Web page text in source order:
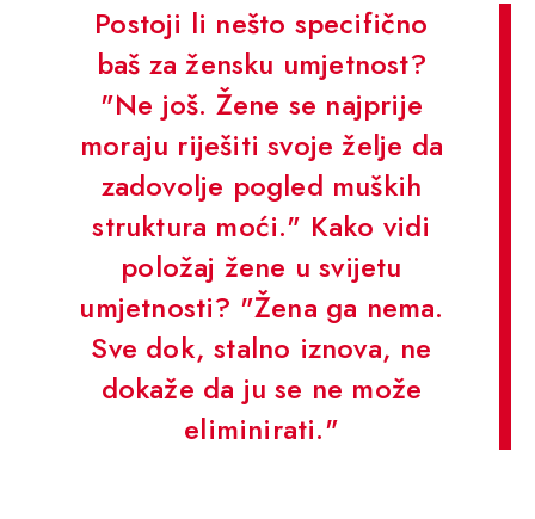
Postoji li nešto specifično
baš za žensku umjetnost?
"Ne još. Žene se najprije
moraju riješiti svoje želje da
zadovolje pogled muških
struktura moći." Kako vidi
položaj žene u svijetu
umjetnosti? "Žena ga nema.
Sve dok, stalno iznova, ne
dokaže da ju se ne može
eliminirati."